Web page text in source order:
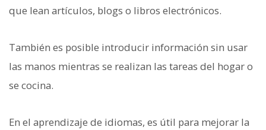
que lean artículos, blogs o libros electrónicos.
También es posible introducir información sin usar
las manos mientras se realizan las tareas del hogar o
se cocina.
En el aprendizaje de idiomas, es útil para mejorar la